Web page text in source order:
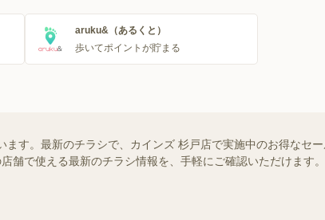
aruku&（あるくと）
歩いてポイントが貯まる
す。最新のチラシで、カインズ 杉戸店で実施中のお得なセ
舗で使える最新のチラシ情報を、手軽にご確認いただけます